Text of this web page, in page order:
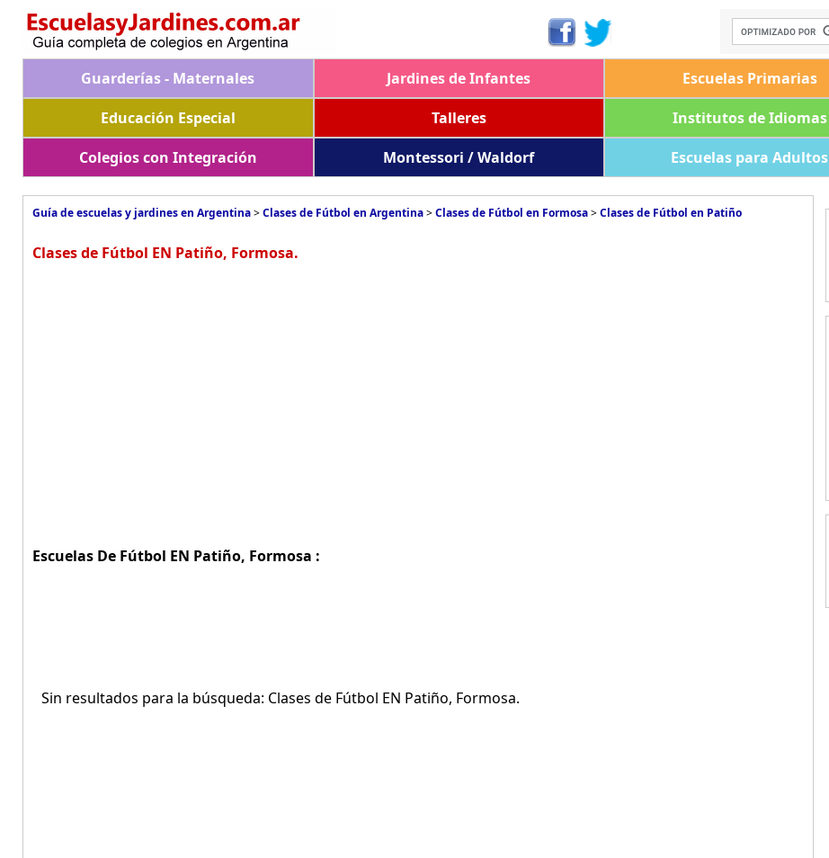
Guarderías - Maternales Jardines de Infantes Escuelas Primarias
Educación Especial
Talleres Institutos de Idiomas
Colegios con Integración
Montessori / Waldorf Escuelas para Adultos
Guía de escuelas y jardines en Argentina>Clases de Fútbol en Argentina>Clases de Fútbol en Formosa>Clases de Fútbol en Patiño
Clases de Fútbol EN Patiño, Formosa.
Escuelas De Fútbol EN Patiño, Formosa :
Sin resultados para la búsqueda: Clases de Fútbol EN Patiño, Formosa.